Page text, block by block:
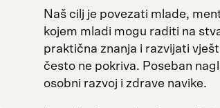
Naš cilj je povezati mlade,
kojem mladi mogu raditi na
praktična znanja i razvijati
često ne pokriva. Poseban
osobni razvoj i zdrave navike.